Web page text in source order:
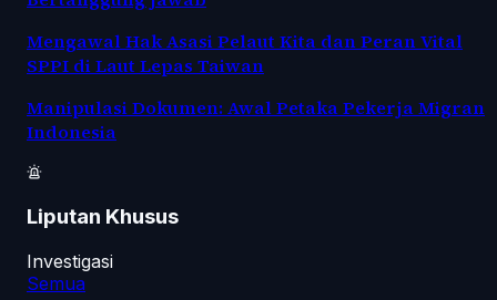
Mengawal Hak Asasi Pelaut Kita dan Peran Vital
SPPI di Laut Lepas Taiwan
Manipulasi Dokumen: Awal Petaka Pekerja Migran
Indonesia
Liputan Khusus
Investigasi
Semua